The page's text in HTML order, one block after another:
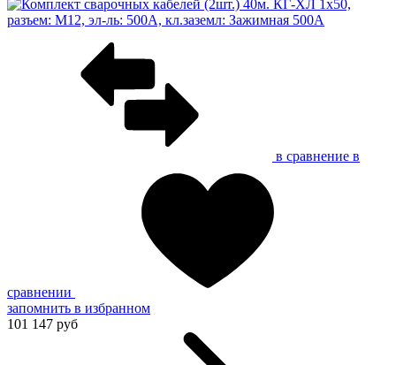
в сравнение в
сравнении
запомнить в избранном
101 147 руб